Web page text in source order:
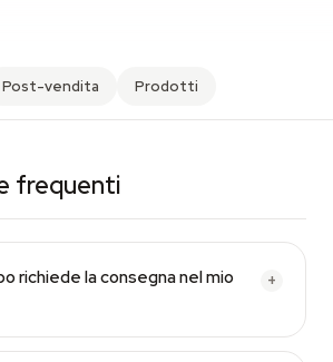
Post-vendita Prodotti
frequenti
richiede la consegna nel mio
+